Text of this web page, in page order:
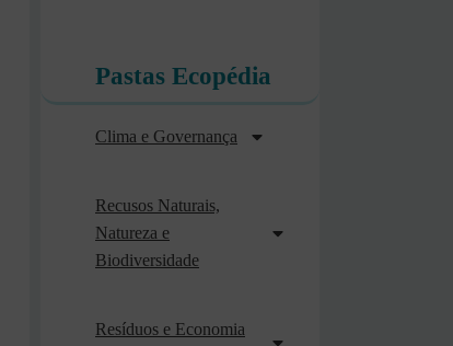
Pastas Ecopédia
Clima e Governança
Recusos Naturais,
Natureza e
Biodiversidade
Resíduos e Economia